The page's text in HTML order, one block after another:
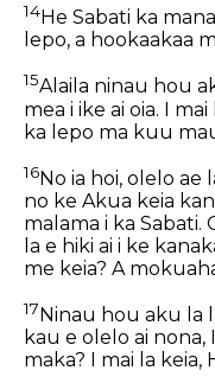
14He Sabati ka
lepo, a hookaakaa
15Alaila ninau hou
mea i ike ai oia. I
ka lepo ma kuu
16No ia hoi, olelo ae
no ke Akua keia
malama i ka Sabati.
la e hiki ai i ke
me keia? A
17 Ninau hou aku la
kau e olelo ai
maka? I mai la keia,